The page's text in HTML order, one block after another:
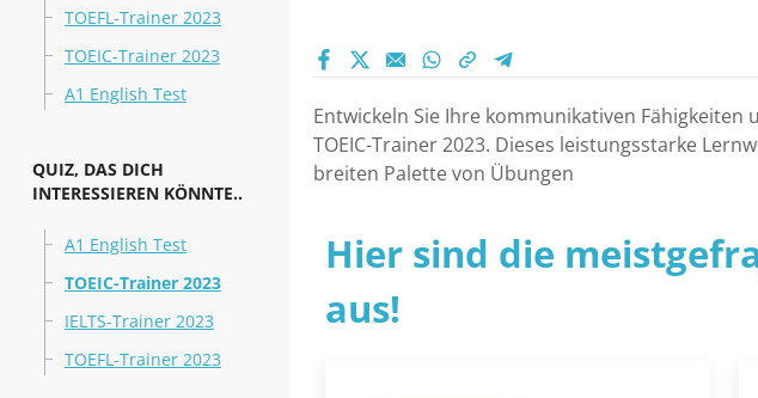
TOEFL-Trainer 2023
TOEIC-Trainer 2023
A1 English Test
QUIZ, DAS DICH
INTERESSIEREN KÖNNTE..
A1 English Test
TOEIC-Trainer 2023
IELTS-Trainer 2023
TOEFL-Trainer 2023
Entwickeln Sie Ihre kommunikativen
TOEIC-Trainer 2023. Dieses leistungsstarke
breiten Palette von Übungen
Hier sind die
aus!